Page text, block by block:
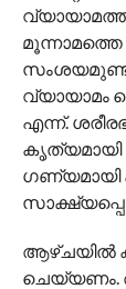
വ്യായാമം
എന്ന്.
കൃത്യമായി
ആഴ്ചയിൽ
ചെയ്യണം.